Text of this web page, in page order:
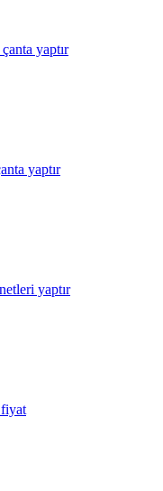
yaptır
yaptır
yaptır